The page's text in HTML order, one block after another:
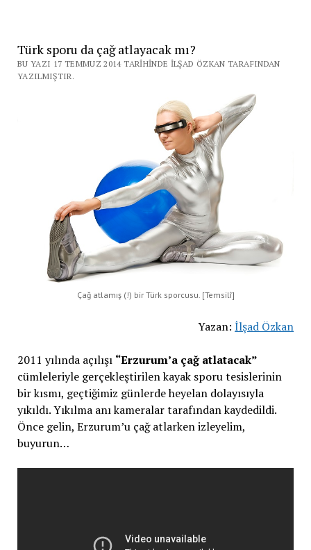
Türk sporu da çağ atlayacak mı?
BU YAZI 17 TEMMUZ 2014 TARIHINDE İLŞAD ÖZKAN TARAFINDAN
YAZILMIŞTIR.
Çağ atlamış (!) bir Türk sporcusu. [Temsilî]
Yazan:İlşad Özkan
2011 yılında açılışı “Erzurum’a çağ atlatacak”
cümleleriyle gerçekleştirilen kayak sporu tesislerinin
bir kısmı, geçtiğimiz günlerde heyelan dolayısıyla
yıkıldı. Yıkılma anı kameralar tarafından kaydedildi.
Önce gelin, Erzurum’u çağ atlarken izleyelim,
buyurun…